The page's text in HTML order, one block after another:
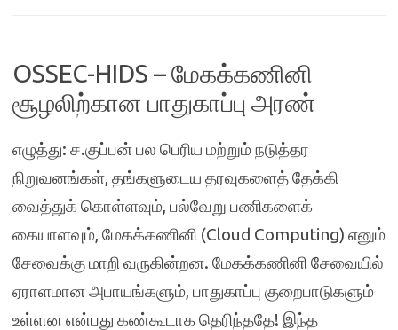
OSSEC-HIDS – மேகக்கணினி
சூழலிற்கான பாதுகாப்பு அரண்
எழுத்து: ச.குப்பன் பல பெரிய மற்றும் நடுத்தர
நிறுவனங்கள், தங்களுடைய தரவுகளைத் தேக்கி
வைத்துக் கொள்ளவும், பல்வேறு பணிகளைக்
கையாளவும், மேகக்கணினி (Cloud Computing) எனும்
சேவைக்கு மாறி வருகின்றன. மேகக்கணினி சேவையில்
ஏராளமான அபாயங்களும், பாதுகாப்பு குறைபாடுகளும்
உள்ளன என்பது கண்கூடாக தெரிந்ததே! இந்த